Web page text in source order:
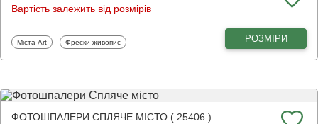
Вартість залежить від розмірів
Фотошпалери
Міста Art Фотошпалери
Фрески живопис РОЗМІРИ
ФОТОШПАЛЕРИ СПЛЯЧЕ МІСТО ( 25406 )